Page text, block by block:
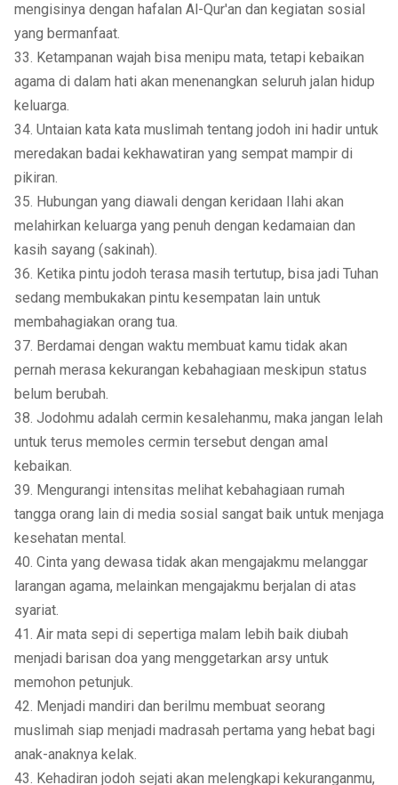
mengisinya dengan hafalan Al-Qur'an dan kegiatan sosial
yang bermanfaat.
33. Ketampanan wajah bisa menipu mata, tetapi kebaikan
agama di dalam hati akan menenangkan seluruh jalan hidup
keluarga.
34. Untaian kata kata muslimah tentang jodoh ini hadir untuk
meredakan badai kekhawatiran yang sempat mampir di
pikiran.
35. Hubungan yang diawali dengan keridaan Ilahi akan
melahirkan keluarga yang penuh dengan kedamaian dan
kasih sayang (sakinah).
36. Ketika pintu jodoh terasa masih tertutup, bisa jadi Tuhan
sedang membukakan pintu kesempatan lain untuk
membahagiakan orang tua.
37. Berdamai dengan waktu membuat kamu tidak akan
pernah merasa kekurangan kebahagiaan meskipun status
belum berubah.
38. Jodohmu adalah cermin kesalehanmu, maka jangan lelah
untuk terus memoles cermin tersebut dengan amal
kebaikan.
39. Mengurangi intensitas melihat kebahagiaan rumah
tangga orang lain di media sosial sangat baik untuk menjaga
kesehatan mental.
40. Cinta yang dewasa tidak akan mengajakmu melanggar
larangan agama, melainkan mengajakmu berjalan di atas
syariat.
41. Air mata sepi di sepertiga malam lebih baik diubah
menjadi barisan doa yang menggetarkan arsy untuk
memohon petunjuk.
42. Menjadi mandiri dan berilmu membuat seorang
muslimah siap menjadi madrasah pertama yang hebat bagi
anak-anaknya kelak.
43. Kehadiran jodoh sejati akan melengkapi kekuranganmu,